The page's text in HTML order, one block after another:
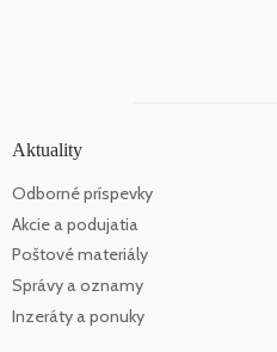
Aktuality
Odborné príspevky
Akcie a podujatia
Poštové materiály
Správy a oznamy
Inzeráty a ponuky